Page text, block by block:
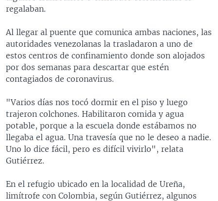
regalaban.
Al llegar al puente que comunica ambas naciones, las
autoridades venezolanas la trasladaron a uno de
estos centros de confinamiento donde son alojados
por dos semanas para descartar que estén
contagiados de coronavirus.
"Varios días nos tocó dormir en el piso y luego
trajeron colchones. Habilitaron comida y agua
potable, porque a la escuela donde estábamos no
llegaba el agua. Una travesía que no le deseo a nadie.
Uno lo dice fácil, pero es difícil vivirlo", relata
Gutiérrez.
En el refugio ubicado en la localidad de Ureña,
limítrofe con Colombia, según Gutiérrez, algunos